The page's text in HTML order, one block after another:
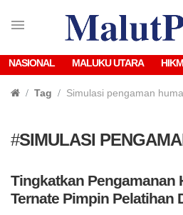
NASIONAL MALUKU UTARA
Tag Simulasi pengaman
#SIMULASI
Tingkatkan Pengamanan
Ternate Pimpin Pelatihan